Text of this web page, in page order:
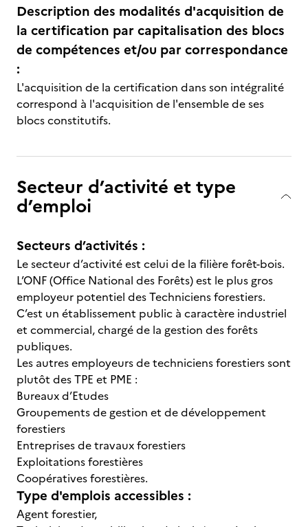
Description des modalités d'acquisition de
la certification par capitalisation des blocs
de compétences et/ou par correspondance
:
L'acquisition de la certification dans son intégralité
correspond à l'acquisition de l'ensemble de ses
blocs constitutifs.
Secteur d’activité et type
d’emploi
Secteurs d’activités :
Le secteur d’activité est celui de la filière forêt-bois.
L’ONF (Office National des Forêts) est le plus gros
employeur potentiel des Techniciens forestiers.
C’est un établissement public à caractère industriel
et commercial, chargé de la gestion des forêts
publiques.
Les autres employeurs de techniciens forestiers sont
plutôt des TPE et PME :
Bureaux d’Etudes
Groupements de gestion et de développement
forestiers
Entreprises de travaux forestiers
Exploitations forestières
Coopératives forestières.
Type d'emplois accessibles :
Agent forestier,